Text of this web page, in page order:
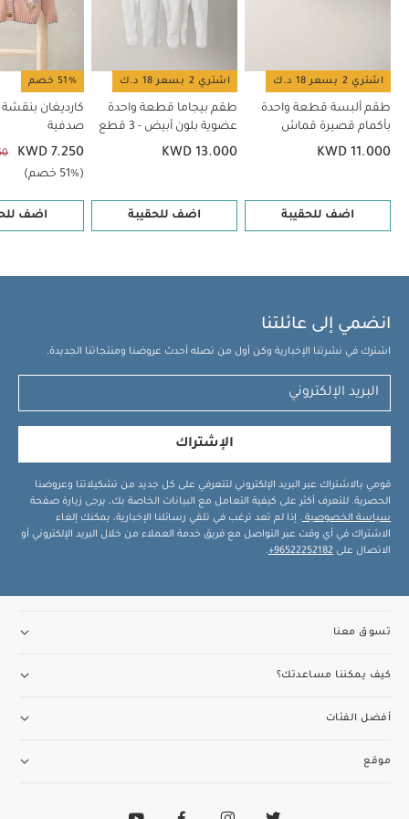
اشتري 2 بسعر 18 د.ك
طقم ألبسة قطعة واحدة
بأكمام قصيرة قماش
عضوي بلون أبيض - 5 قطع
KWD 11.000
اضف للحقيبة
اشتري 2 بسعر 18 د.ك
طقم بيجاما قطعة واحدة
عضوية بلون أبيض - 3 قطع
KWD 13.000
اضف للحقيبة
51% خصم
كارديغان بنقشة
صدفية
KWD 7.250
(51% خصم)
اضف
انضمي إلى عائلتنا
اشترك في نشرتنا الإخبارية وكن أول من تصله أحدث عروضنا ومنتجاتنا الجديدة.
الإشتراك
قومي بالاشتراك عبر البريد الإلكتروني لتتعرفي على كل جديد من تشكيلاتنا وعروضنا
الحصرية. للتعرف أكثر على كيفية التعامل مع البيانات الخاصة بك، يرجى زيارة صفحة
سياسة الخصوصية . إذا لم تعد ترغب في تلقي رسائلنا الإخبارية، يمكنك إلغاء
الاشتراك في أي وقت عبر التواصل مع فريق خدمة العملاء من خلال البريد الإلكتروني أو
الاتصال على 96522252182+
.
تسوق معنا
كيف يمكننا مساعدتك؟
أفضل الفئات
موقع